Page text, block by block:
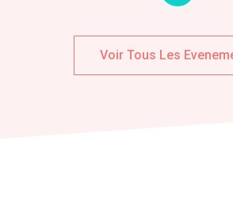
Voir Tous Les